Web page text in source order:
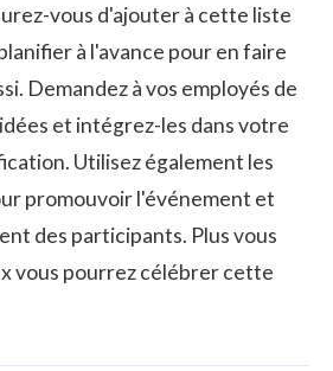
vous d'ajouter à cette liste
à l'avance pour en faire
Demandez à vos employés de
et intégrez-les dans votre
Utilisez également les
promouvoir l'événement et
des participants. Plus vous
vous pourrez célébrer cette